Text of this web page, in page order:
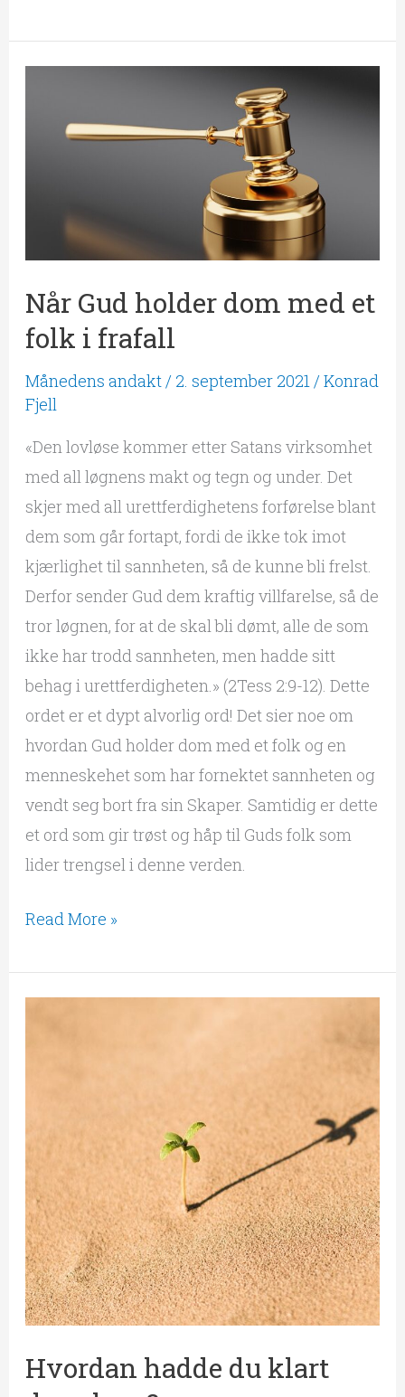
Når Gud holder dom med et
folk i frafall
Månedens andakt/ 2. september 2021/Konrad
Fjell
«Den lovløse kommer etter Satans virksomhet
med all løgnens makt og tegn og under. Det
skjer med all urettferdighetens forførelse blant
dem som går fortapt, fordi de ikke tok imot
kjærlighet til sannheten, så de kunne bli frelst.
Derfor sender Gud dem kraftig villfarelse, så de
tror løgnen, for at de skal bli dømt, alle de som
ikke har trodd sannheten, men hadde sitt
behag i urettferdigheten.» (2Tess 2:9-12). Dette
ordet er et dypt alvorlig ord! Det sier noe om
hvordan Gud holder dom med et folk og en
menneskehet som har fornektet sannheten og
vendt seg bort fra sin Skaper. Samtidig er dette
et ord som gir trøst og håp til Guds folk som
lider trengsel i denne verden.
holder
folk
frafall
Read More »
Hvordan hadde du klart